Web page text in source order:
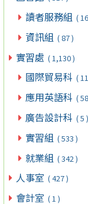
讀者服務組 (
資訊組 ( 87 )
實習處 ( 1,130 )
國際貿易科 (
應用英語科 (
廣告設計科 ( 5 )
實習組 ( 533 )
就業組 ( 342 )
人事室 ( 427 )
會計室 ( 1 )